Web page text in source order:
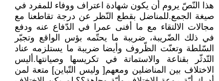
هذا النّصّ يروم أن يكون شهادة اعتراف ووفاء للمفرد في
صيغة الجمع.للمناضل بقطع النّظر عن درجة تقاطعنا مع
مجالات الالتقاء مع ما أفنى عمرا في الدّفاع عنه ودفع
في ذلك الضّريبة، ضريبة ما يحتّمه بؤس الواقع وتجبّر
السّلطة وتعنّت الظّروف وأيضا ضريبة ما يستلزمه عناد
التّدثّر بقناعة والاستماتة في تكريسها وصيانتها.أليس
الاختلاف بين المناضلين ومعهم[ وليس التّباين] متعة لمن